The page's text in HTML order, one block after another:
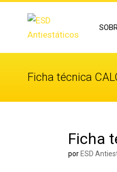
Ficha técnica
Ficha
por ESD